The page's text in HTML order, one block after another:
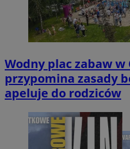
Wodny plac zabaw w
przypomina zasady
apeluje do rodziców